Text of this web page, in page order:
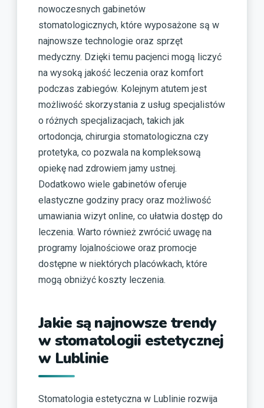
nowoczesnych gabinetów
stomatologicznych, które wyposażone są w
najnowsze technologie oraz sprzęt
medyczny. Dzięki temu pacjenci mogą liczyć
na wysoką jakość leczenia oraz komfort
podczas zabiegów. Kolejnym atutem jest
możliwość skorzystania z usług specjalistów
o różnych specjalizacjach, takich jak
ortodoncja, chirurgia stomatologiczna czy
protetyka, co pozwala na kompleksową
opiekę nad zdrowiem jamy ustnej.
Dodatkowo wiele gabinetów oferuje
elastyczne godziny pracy oraz możliwość
umawiania wizyt online, co ułatwia dostęp do
leczenia. Warto również zwrócić uwagę na
programy lojalnościowe oraz promocje
dostępne w niektórych placówkach, które
mogą obniżyć koszty leczenia.
Jakie są najnowsze trendy
w stomatologii estetycznej
w Lublinie
Stomatologia estetyczna w Lublinie rozwija